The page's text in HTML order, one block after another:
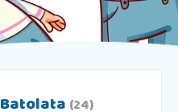
Batolata (24)